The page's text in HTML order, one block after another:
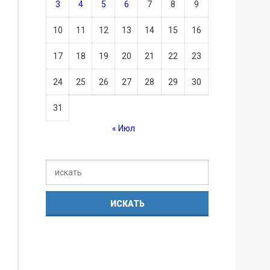
3 4 5 6 7 8 9
10 11 12 13 14 15 16
17 18 19 20 21 22 23
24 25 26 27 28 29 30
31
« Июл